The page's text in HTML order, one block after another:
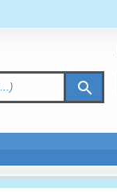
search